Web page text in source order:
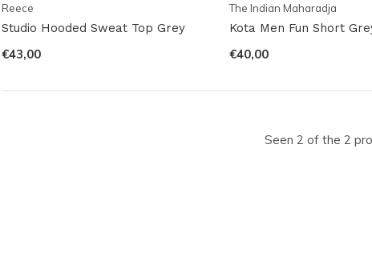
Reece
Studio Hooded Sweat Top Grey
€43,00
The Indian Maharadja
Kota Men Fun Short
€40,00
Seen 2 of the 2